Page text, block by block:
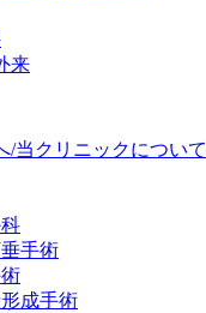
来
/当クリニックについて
手術
成手術